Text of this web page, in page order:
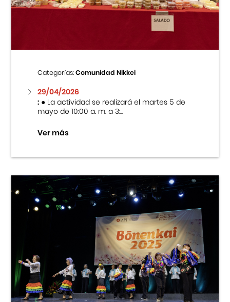
Centro Cultural Peruano Japonés
Museo de la Inmigración Japonesa
Fondo Editorial
Teatro Peruano Japonés
Categorías:Comunidad Nikkei
29/04/2026
:● La actividad se realizará el martes 5 de
mayo de 10:00 a. m. a 3:...
Ver más